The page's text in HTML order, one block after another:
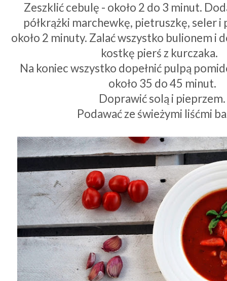
Zeszklić cebulę - około 2 do 3 minut.
półkrążki marchewkę, pietruszkę, seler i
około 2 minuty. Zalać wszystko bulionem i
kostkę pierś z kurczaka.
Na koniec wszystko dopełnić pulpą
około 35 do 45 minut.
Doprawić solą i pieprzem.
Podawać ze świeżymi liśćmi